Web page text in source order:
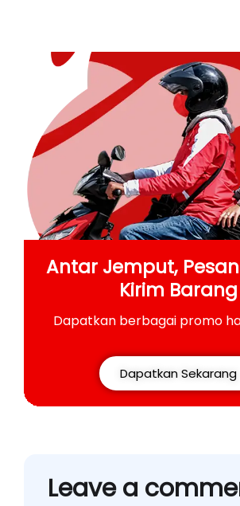
Antar Jemput,
Kirim Barang
Dapatkan berbagai promo
Dapatkan Sekarang
Leave a